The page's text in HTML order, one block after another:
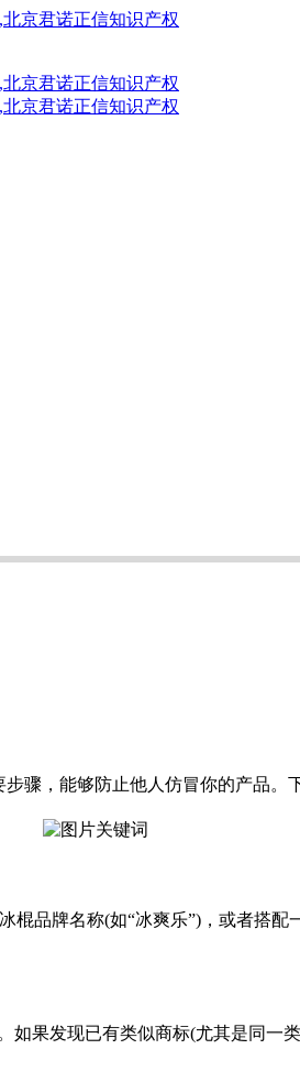
骤，能够防止他人仿冒你的产品。
品牌名称(如“冰爽乐”)，或者搭
果发现已有类似商标(尤其是同一